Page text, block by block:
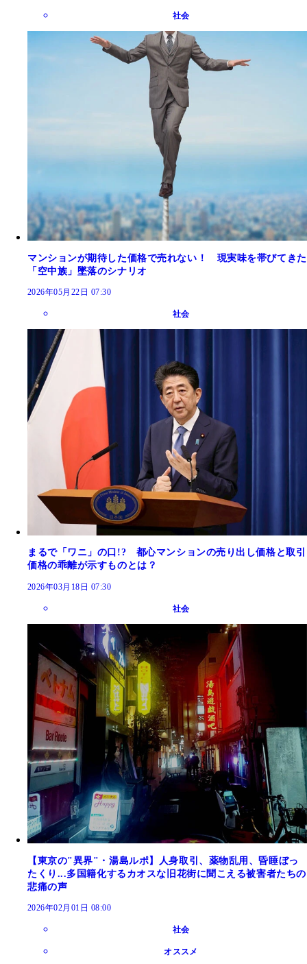
社会
マンションが期待した価格で売れない！ 現実味を帯びてきた
「空中族」墜落のシナリオ
2026年05月22日 07:30
社会
まるで「ワニ」の口!? 都心マンションの売り出し価格と取引
価格の乖離が示すものとは？
2026年03月18日 07:30
社会
【東京の"異界"・湯島ルポ】人身取引、薬物乱用、昏睡ぼっ
たくり...多国籍化するカオスな旧花街に聞こえる被害者たちの
悲痛の声
2026年02月01日 08:00
社会
オススメ